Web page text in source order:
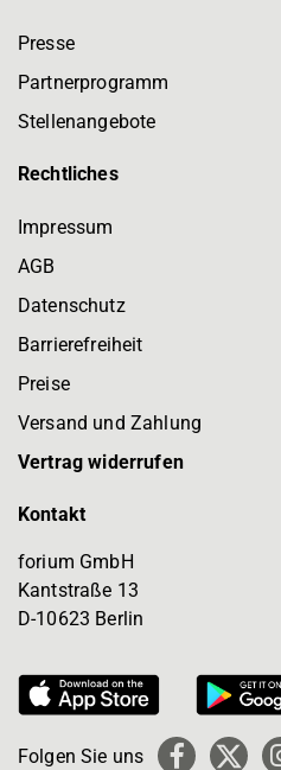
Presse
Partnerprogramm
Stellenangebote
Rechtliches
Impressum
AGB
Datenschutz
Barrierefreiheit
Preise
Versand und Zahlung
Vertrag widerrufen
Kontakt
forium GmbH
Kantstraße 13
D-10623 Berlin
Folgen Sie uns Facebook
X